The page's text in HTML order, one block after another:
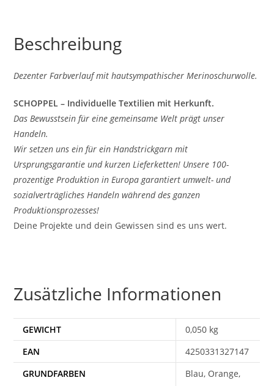
Beschreibung
Dezenter Farbverlauf mit hautsympathischer Merinoschurwolle.
SCHOPPEL – Individuelle Textilien mit Herkunft.
Das Bewusstsein für eine gemeinsame Welt prägt unser
Handeln.
Wir setzen uns ein für ein Handstrickgarn mit
Ursprungsgarantie und kurzen Lieferketten! Unsere 100-
prozentige Produktion in Europa garantiert umwelt- und
sozialverträgliches Handeln während des ganzen
Produktionsprozesses!
Deine Projekte und dein Gewissen sind es uns wert.
Zusätzliche Informationen
GEWICHT
0,050 kg
EAN
4250331327147
Blau, Orange,